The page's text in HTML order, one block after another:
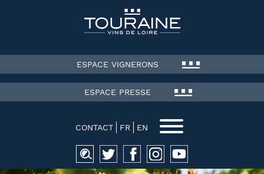
ESPACE VIGNERONS
ESPACE PRESSE
CONTACT FR EN
Recherche
pour :